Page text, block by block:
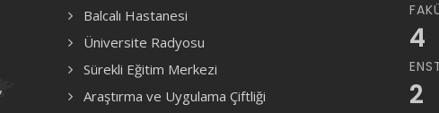
Balcalı Hastanesi
Üniversite Radyosu
Sürekli Eğitim Merkezi
Araştırma ve Uygulama Çiftliği
4
2